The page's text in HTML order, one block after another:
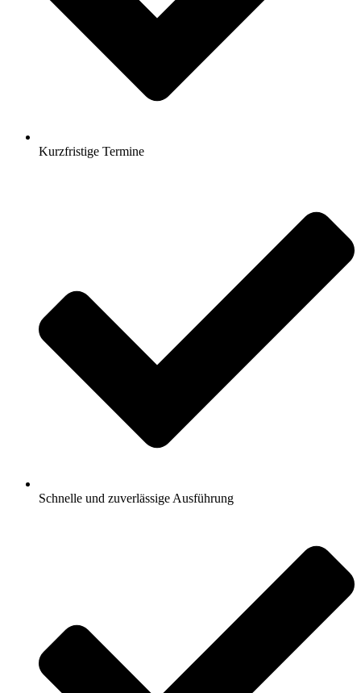
Kurzfristige Termine
Schnelle und zuverlässige Ausführung